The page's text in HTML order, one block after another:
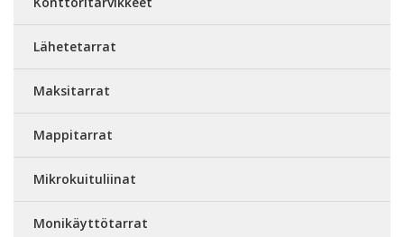
Lähetetarrat
Maksitarrat
Mappitarrat
Mikrokuituliinat
Monikäyttötarrat